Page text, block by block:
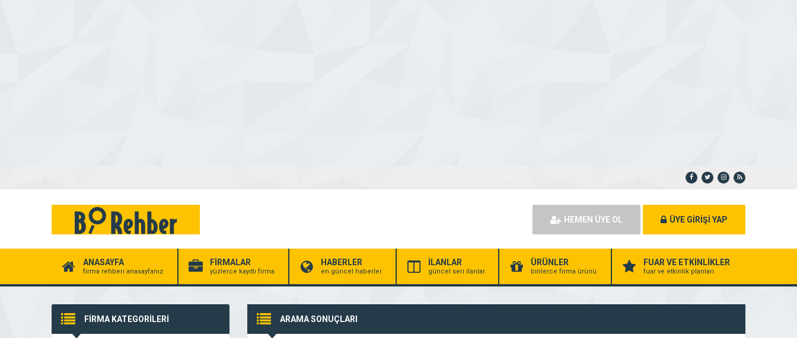
HEMEN ÜYE OL ÜYE GİRİŞİ YAP
ANASAYFA
firma rehberi anasayfanız
FİRMALAR
yüzlerce kayıtlı firma
HABERLER
en güncel haberler
İLANLAR
güncel seri ilanlar
ÜRÜNLER
binlerce firma ürünü
FUAR VE ETKİNLİKLER
fuar ve etkinlik planları
FİRMA KATEGORİLERİ ARAMA SONUÇLARI